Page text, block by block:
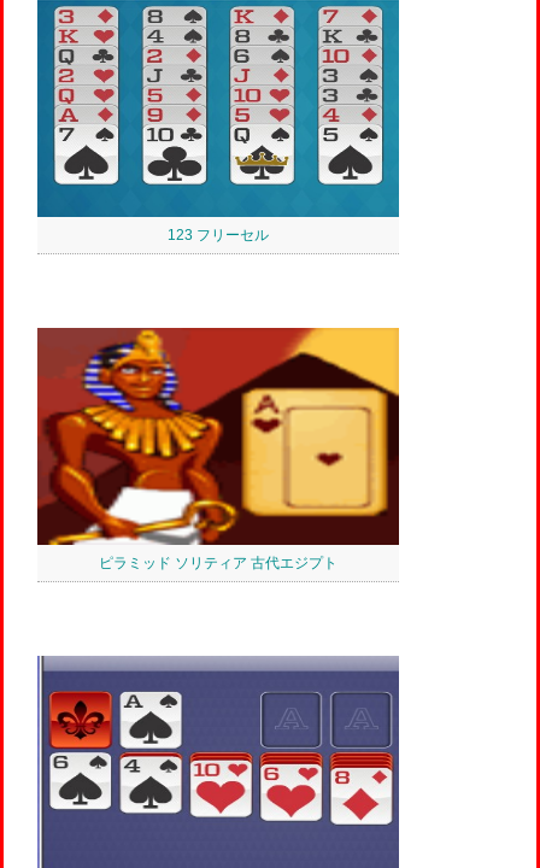
123 フリーセル
ピラミッド ソリティア 古代エジプト